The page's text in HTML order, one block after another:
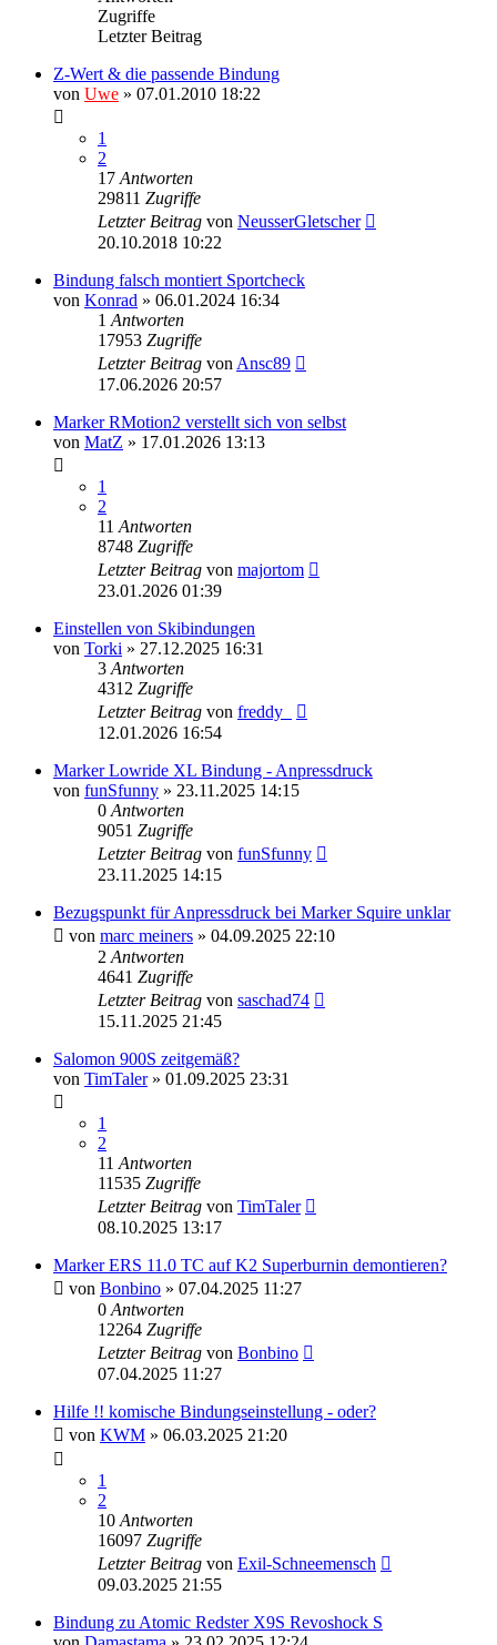
Zugriffe
Letzter Beitrag
Z-Wert & die passende Bindung
von Uwe » 07.01.2010 18:22
1
2
17 Antworten
29811 Zugriffe
Letzter Beitrag von NeusserGletscher
20.10.2018 10:22
Bindung falsch montiert Sportcheck
von Konrad » 06.01.2024 16:34
1 Antworten
17953 Zugriffe
Letzter Beitrag von Ansc89
17.06.2026 20:57
Marker RMotion2 verstellt sich von selbst
von MatZ » 17.01.2026 13:13
1
2
11 Antworten
8748 Zugriffe
Letzter Beitrag von majortom
23.01.2026 01:39
Einstellen von Skibindungen
von Torki » 27.12.2025 16:31
3 Antworten
4312 Zugriffe
Letzter Beitrag von freddy_
12.01.2026 16:54
Marker Lowride XL Bindung - Anpressdruck
von funSfunny » 23.11.2025 14:15
0 Antworten
9051 Zugriffe
Letzter Beitrag von funSfunny
23.11.2025 14:15
Bezugspunkt für Anpressdruck bei Marker Squire unklar
von marc meiners » 04.09.2025 22:10
2 Antworten
4641 Zugriffe
Letzter Beitrag von saschad74
15.11.2025 21:45
Salomon 900S zeitgemäß?
von TimTaler» 01.09.2025 23:31
1
2
11 Antworten
11535 Zugriffe
Letzter Beitrag von TimTaler
08.10.2025 13:17
Marker ERS 11.0 TC auf K2 Superburnin demontieren?
von Bonbino » 07.04.2025 11:27
0 Antworten
12264 Zugriffe
Letzter Beitrag von Bonbino
07.04.2025 11:27
Hilfe !! komische Bindungseinstellung - oder?
von KWM » 06.03.2025 21:20
1
2
10 Antworten
16097 Zugriffe
Letzter Beitrag von Exil-Schneemensch
09.03.2025 21:55
Bindung zu Atomic Redster X9S Revoshock S